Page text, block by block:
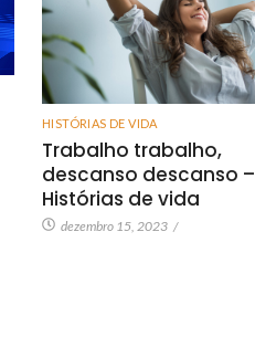
HISTÓRIAS DE VIDA
Trabalho trabalho,
descanso descanso –
Histórias de vida
dezembro 15, 2023 /